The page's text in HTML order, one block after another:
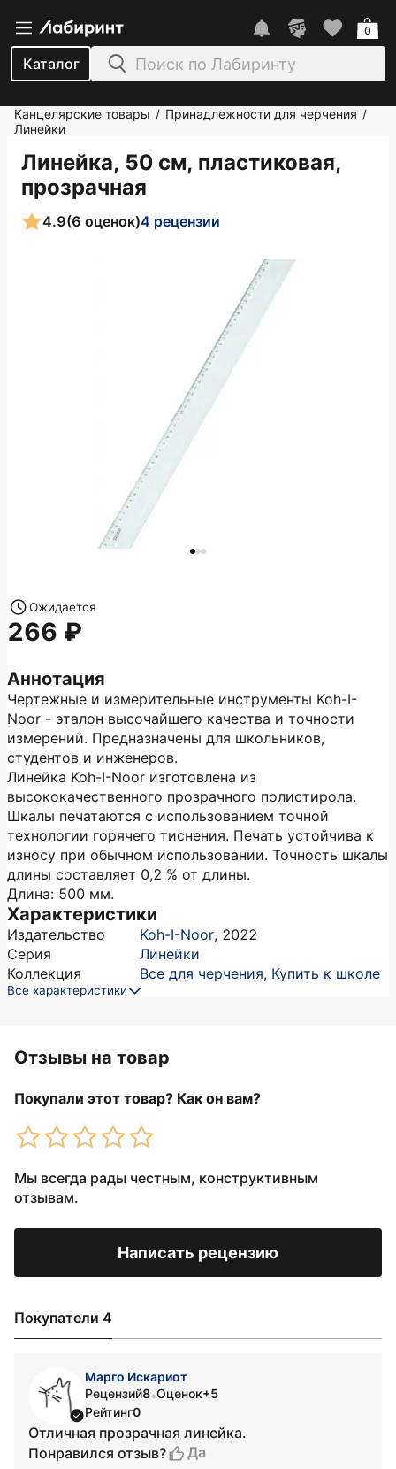
Каталог
0
Канцелярские товары / Принадлежности для черчения /
Линейки
Линейка, 50 см, пластиковая,
прозрачная
4.9(6 оценок)4 рецензии
Аннотация
Чертежные и измерительные инструменты Koh-I-
Noor - эталон высочайшего качества и точности
измерений. Предназначены для школьников,
студентов и инженеров.
Линейка Koh-I-Noor изготовлена из
высококачественного прозрачного полистирола.
Шкалы печатаются с использованием точной
технологии горячего тиснения. Печать устойчива к
износу при обычном использовании. Точность шкалы
длины составляет 0,2 % от длины.
Длина: 500 мм.
Характеристики
Издательство Koh-I-Noor, 2022
Серия
Линейки
Коллекция
Все для черчения, Купить к школе
Все характеристики
Ожидается
266
Отзывы на товар
Покупали этот товар? Как он вам?
Мы всегда рады честным, конструктивным
отзывам.
Написать рецензию
Покупатели 4
Марго Искариот
Рецензий8•Оценок+5
Рейтинг0
Отличная прозрачная линейка.
Понравился отзыв?
Да